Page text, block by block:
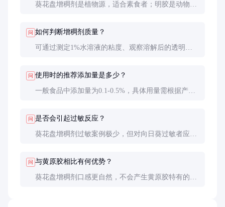
葵花盘增稠剂是植物源，适合素食者；明胶是动物
问 如何判断增稠剂质量？
可通过测定1%水溶液的粘度、观察溶解后的透明
问 使用时的推荐添加量是多少？
一般食品中添加量为0.1-0.5%，具体用量需根据产品
问 是否会引起过敏反应？
葵花盘增稠剂过敏案例极少，但对向日葵过敏者应谨
问 与黄原胶相比有何优势？
葵花盘增稠剂口感更自然，不会产生黄原胶特有的后